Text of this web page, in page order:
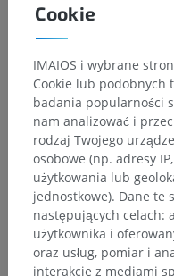
Cookie
IMAIOS i wybrane
Cookie lub podobnych
badania popularności
nam analizować i
rodzaj Twojego
osobowe (np. adresy
użytkowania lub
jednostkowe). Dane te
następujących celach:
użytkownika i
oraz usług, pomiar i
interakcje z mediami